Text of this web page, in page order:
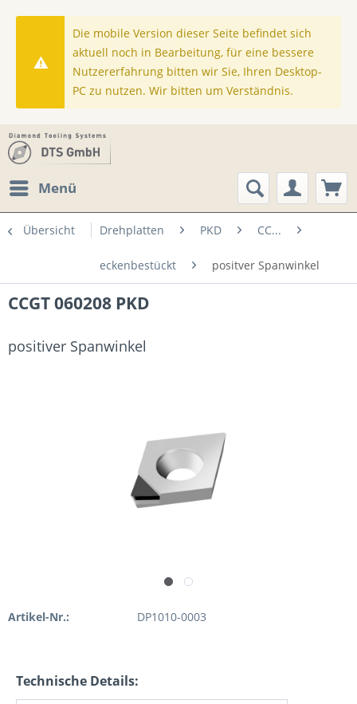
Die mobile Version dieser Seite befindet sich
aktuell noch in Bearbeitung, für eine bessere
Nutzererfahrung bitten wir Sie, Ihren Desktop-
PC zu nutzen. Wir bitten um Verständnis.
Menü
Übersicht Drehplatten PKD CC...
eckenbestückt positver Spanwinkel
CCGT 060208 PKD
positiver Spanwinkel
Artikel-Nr.: DP1010-0003
Technische Details: